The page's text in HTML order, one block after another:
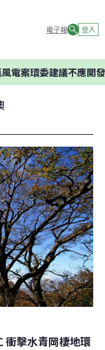
電子報 登入
建議不應開發
衝擊水青岡棲地環